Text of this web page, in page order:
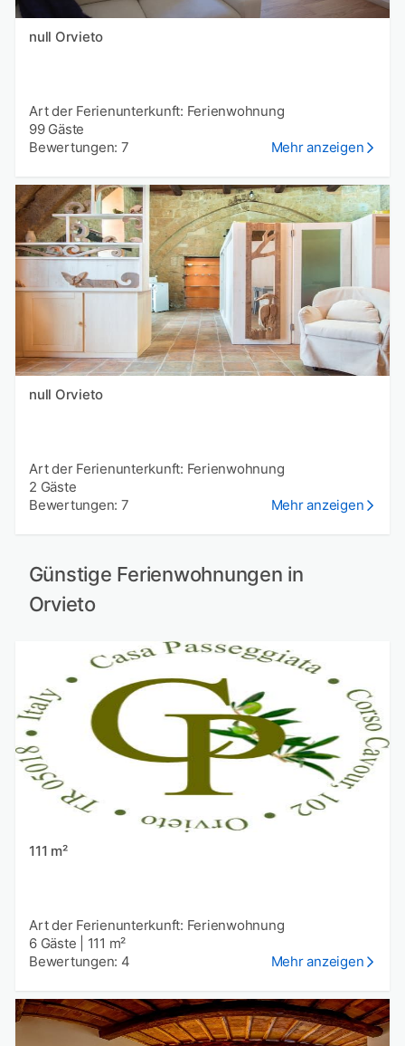
null Orvieto
Art der Ferienunterkunft: Ferienwohnung
99 Gäste
Bewertungen: 7
Mehr anzeigen
null Orvieto
Art der Ferienunterkunft: Ferienwohnung
2 Gäste
Bewertungen: 7
Mehr anzeigen
Günstige Ferienwohnungen in
Orvieto
111 m²
Art der Ferienunterkunft: Ferienwohnung
6 Gäste
111 m²
Bewertungen: 4
Mehr anzeigen